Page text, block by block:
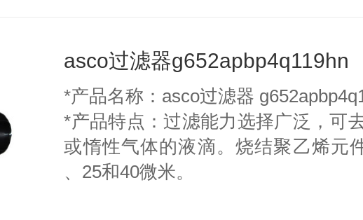
asco过滤器g652apbp4q119hn
*产品名称：asco过滤器
*产品特点：过滤能力选择广泛，可
或惰性气体的液滴。烧结聚乙烯元
、25和40微米。